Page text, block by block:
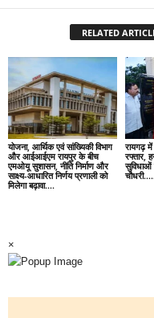
RELATED
योजना, आर्थिक एवं सांख्यिकी विभाग
और आईआईएम रायपुर के बीच
एमओयू सुशासन, नीति निर्माण और
साक्ष्य-आधारित निर्णय प्रणाली को
मिलेगा बढ़ावा….
रायगढ़ में
रफ्तार,
सुविधाओं
×